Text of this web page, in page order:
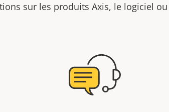
sur les produits Axis, le logiciel